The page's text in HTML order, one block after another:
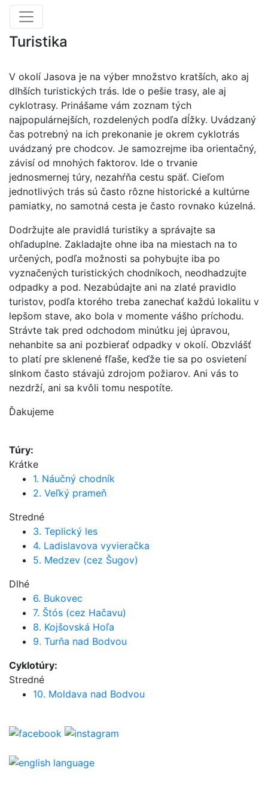
Turistika
V okolí Jasova je na výber množstvo kratších, ako aj
dlhších turistických trás. Ide o pešie trasy, ale aj
cyklotrasy. Prinášame vám zoznam tých
najpopulárnejších, rozdelených podľa dĺžky. Uvádzaný
čas potrebný na ich prekonanie je okrem cyklotrás
uvádzaný pre chodcov. Je samozrejme iba orientačný,
závisí od mnohých faktorov. Ide o trvanie
jednosmernej túry, nezahŕňa cestu späť. Cieľom
jednotlivých trás sú často rôzne historické a kultúrne
pamiatky, no samotná cesta je často rovnako kúzelná.
Dodržujte ale pravidlá turistiky a správajte sa
ohľaduplne. Zakladajte ohne iba na miestach na to
určených, podľa možnosti sa pohybujte iba po
vyznačených turistických chodníkoch, neodhadzujte
odpadky a pod. Nezabúdajte ani na zlaté pravidlo
turistov, podľa ktorého treba zanechať každú lokalitu v
lepšom stave, ako bola v momente vášho príchodu.
Strávte tak pred odchodom minútku jej úpravou,
nehanbite sa ani pozbierať odpadky v okolí. Obzvlášť
to platí pre sklenené fľaše, keďže tie sa po osvietení
slnkom často stávajú zdrojom požiarov. Ani vás to
nezdrží, ani sa kvôli tomu nespotíte.
Ďakujeme
Túry:
Krátke
1. Náučný chodník
2. Veľký prameň
Stredné
3. Teplický les
4. Ladislavova vyvieračka
5. Medzev (cez Šugov)
Dlhé
6. Bukovec
7. Štós (cez Hačavu)
8. Kojšovská Hoľa
9. Turňa nad Bodvou
Cyklotúry:
Stredné
10. Moldava nad Bodvou